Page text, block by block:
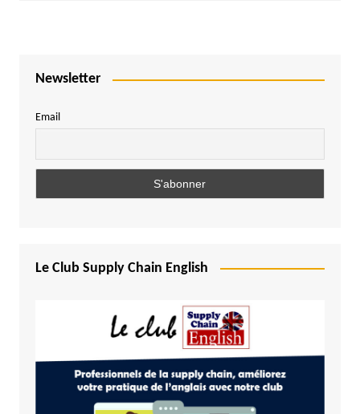
Newsletter
Email
Le Club Supply Chain English